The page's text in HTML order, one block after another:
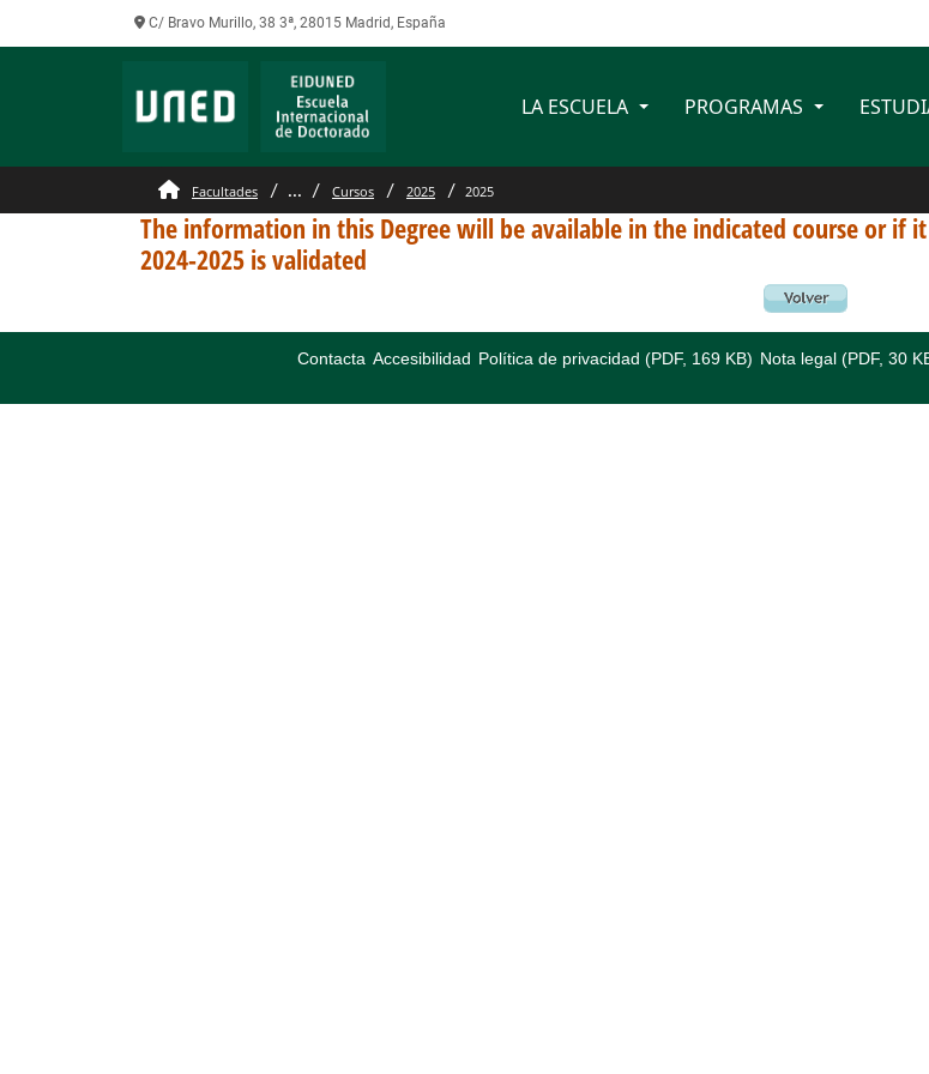
C/ Bravo Murillo, 38 3ª, 28015 Madrid, España
LA ESCUELA PROGRAMAS
Facultades ... Cursos 2025 2025
The information in this Degree will be available in the indicated course or if
2024-2025 is validated
Contacta Accesibilidad Política de privacidad (PDF, 169 KB) Nota legal (PDF, 30